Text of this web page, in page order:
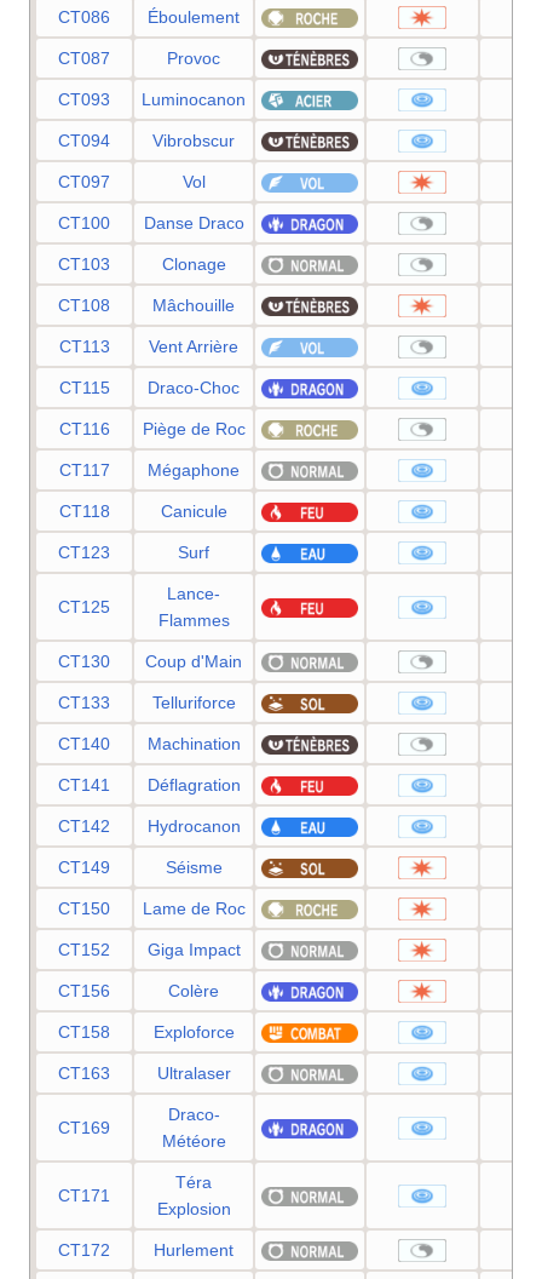
CT086 Éboulement
CT087 Provoc
CT093 Luminocanon
CT094 Vibrobscur
CT097 Vol
CT100 Danse Draco
CT103 Clonage
CT108 Mâchouille
CT113 Vent Arrière
CT115 Draco-Choc
CT116 Piège de Roc
CT117 Mégaphone
CT118 Canicule
CT123 Surf
CT125
Lance-
Flammes
CT130 Coup d'Main
CT133 Telluriforce
CT140 Machination
CT141 Déflagration
CT142 Hydrocanon
CT149 Séisme
CT150 Lame de Roc
CT152 Giga Impact
CT156 Colère
CT158 Exploforce
CT163 Ultralaser
CT169
Draco-
Météore
CT171
Téra
Explosion
CT172 Hurlement